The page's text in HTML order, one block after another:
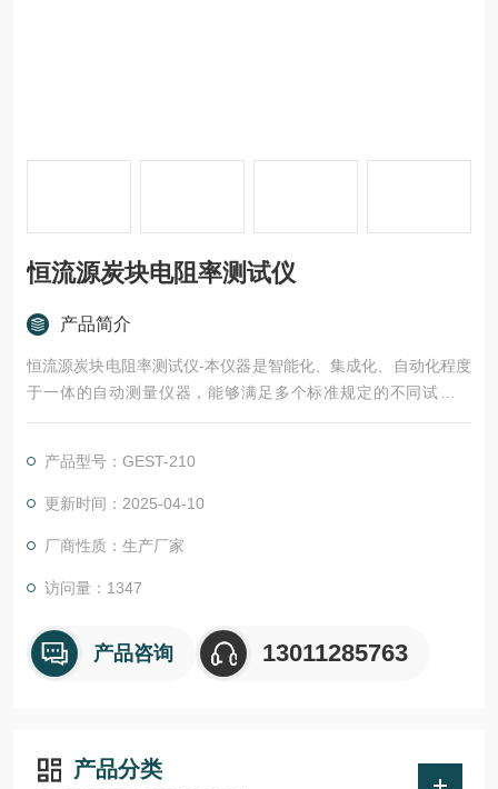
恒流源炭块电阻率测试仪
产品简介
恒流源炭块电阻率测试仪-本仪器是智能化、集成化、自动化程度
于一体的自动测量仪器，能够满足多个标准规定的不同试样尺
寸、电流换向、电流切换、自动施加压力及多组探针同时测量的
产品型号：GEST-210
更新时间：2025-04-10
厂商性质：生产厂家
访问量：1347
产品咨询 13011285763
产品分类